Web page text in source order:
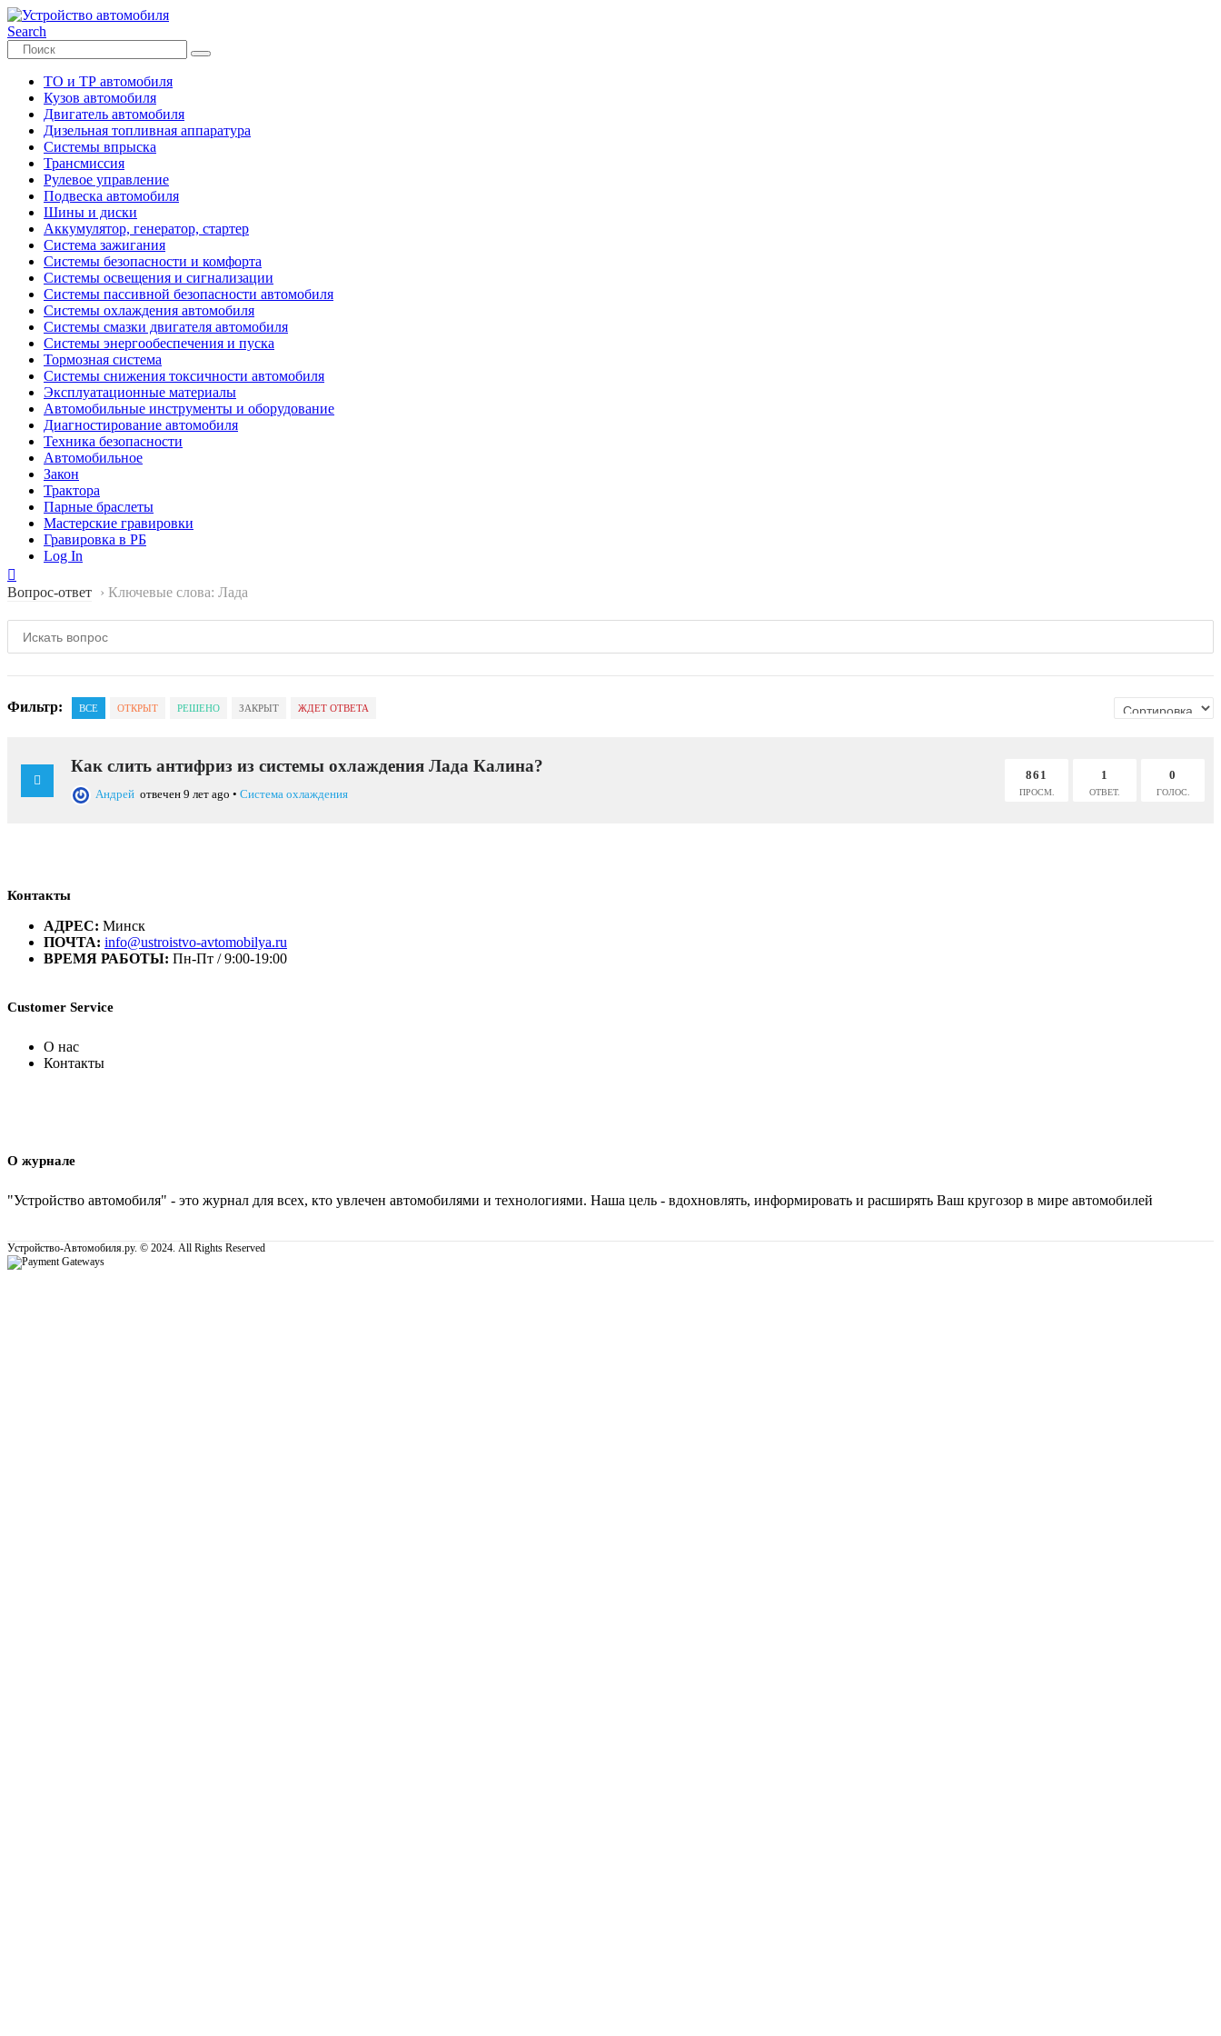
Search
ТО и ТР автомобиля
Кузов автомобиля
Двигатель автомобиля
Дизельная топливная аппаратура
Системы впрыска
Трансмиссия
Рулевое управление
Подвеска автомобиля
Шины и диски
Аккумулятор, генератор, стартер
Система зажигания
Системы безопасности и комфорта
Системы освещения и сигнализации
Системы пассивной безопасности автомобиля
Системы охлаждения автомобиля
Системы смазки двигателя автомобиля
Системы энергообеспечения и пуска
Тормозная система
Системы снижения токсичности автомобиля
Эксплуатационные материалы
Автомобильные инструменты и оборудование
Диагностирование автомобиля
Техника безопасности
Автомобильное
Закон
Трактора
Парные браслеты
Мастерские гравировки
Гравировка в РБ
Log In
Вопрос-ответ › Ключевые слова: Лада
Фильтр: ВСЕ ОТКРЫТ РЕШЕНО ЗАКРЫТ ЖДЕТ ОТВЕТА
Как слить антифриз из системы охлаждения Лада Калина?
Андрей отвечен 9 лет ago • Система охлаждения
861
ПРОСМ.
1
ОТВЕТ.
0
ГОЛОС.
Контакты
АДРЕС: Минск
ПОЧТА: info@ustroistvo-avtomobilya.ru
ВРЕМЯ РАБОТЫ: Пн-Пт / 9:00-19:00
Customer Service
О нас
Контакты
О журнале
"Устройство автомобиля" - это журнал для всех, кто увлечен автомобилями и технологиями. Наша цель - вдохновлять, информировать и расширять Ваш кругозор в мире автомобилей
Устройство-Автомобиля.ру. © 2024. All Rights Reserved